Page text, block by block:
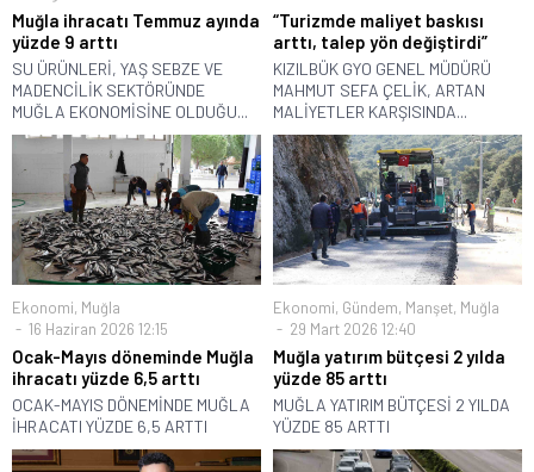
Muğla ihracatı Temmuz ayında
yüzde 9 arttı
SU ÜRÜNLERİ, YAŞ SEBZE VE
MADENCİLİK SEKTÖRÜNDE
MUĞLA EKONOMİSİNE OLDUĞU...
“Turizmde maliyet baskısı
arttı, talep yön değiştirdi”
KIZILBÜK GYO GENEL MÜDÜRÜ
MAHMUT SEFA ÇELİK, ARTAN
MALİYETLER KARŞISINDA...
Ekonomi, Muğla
16 Haziran 2026 12:15
Ocak-Mayıs döneminde Muğla
ihracatı yüzde 6,5 arttı
OCAK-MAYIS DÖNEMİNDE MUĞLA
İHRACATI YÜZDE 6,5 ARTTI
Ekonomi, Gündem, Manşet, Muğla
29 Mart 2026 12:40
Muğla yatırım bütçesi 2 yılda
yüzde 85 arttı
MUĞLA YATIRIM BÜTÇESİ 2 YILDA
YÜZDE 85 ARTTI